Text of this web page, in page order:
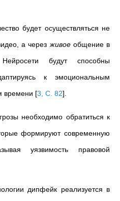
будет осуществляться не
а через живоеобщение в
будут способны
к эмоциональным
времени [3, C. 82]
необходимо обратиться к
формируют современную
уязвимость правовой
дипфейк реализуется в